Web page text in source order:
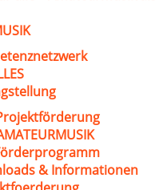
& Informationen